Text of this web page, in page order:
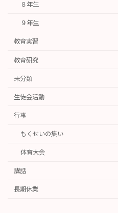
８年生
９年生
教育実習
教育研究
未分類
生徒会活動
行事
もくせいの集い
体育大会
講話
長期休業